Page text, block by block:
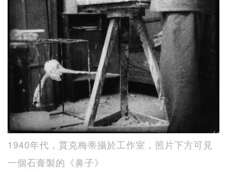
1940年代，賈克梅蒂攝於工作室，照片下方可見
一個石膏製的《鼻子》